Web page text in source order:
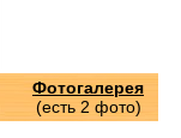
Фотогалерея
(есть 2 фото)